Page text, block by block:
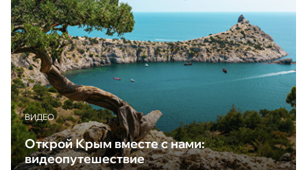
ВИДЕО
Открой Крым вместе с нами:
видеопутешествие